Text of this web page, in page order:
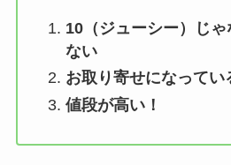
10（ジューシー）じ
ない
お取り寄せになってい
値段が高い！